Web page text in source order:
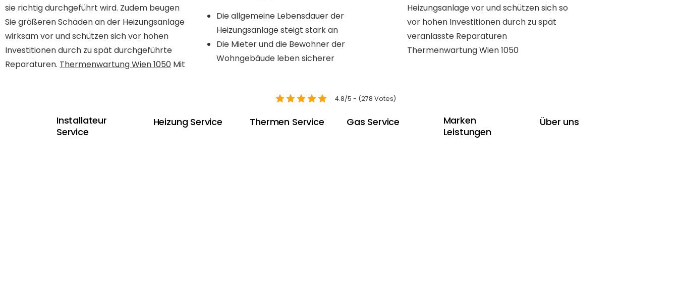
sie richtig durchgeführt wird. Zudem beugen
Sie größeren Schäden an der Heizungsanlage
wirksam vor und schützen sich vor hohen
Investitionen durch zu spät durchgeführte
Reparaturen. Thermenwartung Wien 1050 Mit
Die allgemeine Lebensdauer der
Heizungsanlage steigt stark an
Die Mieter und die Bewohner der
Wohngebäude leben sicherer
Heizungsanlage vor und schützen sich so
vor hohen Investitionen durch zu spät
veranlasste Reparaturen
Thermenwartung Wien 1050
4.8/5 - (278 Votes)
Installateur
Service
Heizung Service Thermen Service Gas Service
Marken
Leistungen
Über uns